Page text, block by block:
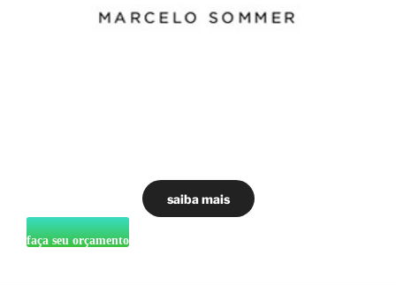
saiba mais
faça seu orçamento